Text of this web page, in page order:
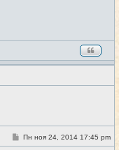
#16
С
о
Пн ноя 24, 2014 17:45 pm